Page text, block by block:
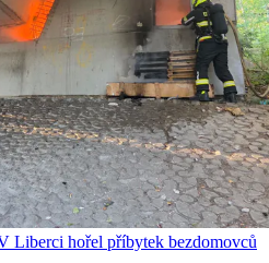
Liberci hořel příbytek bezdomovců